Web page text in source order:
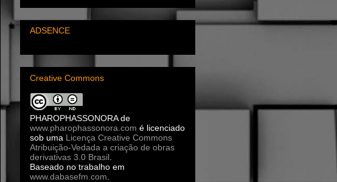
ADSENCE
Creative Commons
PHAROPHASSONORAde
www.pharophassonora.com é licenciado
sob uma Licença Creative Commons
Atribuição-Vedada a criação de obras
derivativas 3.0 Brasil
Baseado no trabalho em
www.dabasefm.com